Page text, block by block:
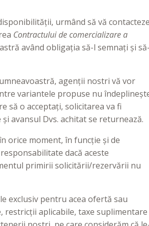
urmând să vă contacteze
Contractului de comercializare a
având obligația să-l semnați și să-
agenții nostri vă vor
variantele propuse nu
să o acceptați, solicitarea va fi
avansul Dvs. achitat se returnează.
orice moment, în funcție și de
dacă aceste
primirii solicitării/rezervării nu
exclusiv pentru acea ofertă sau
restricții aplicabile, taxe suplimentare